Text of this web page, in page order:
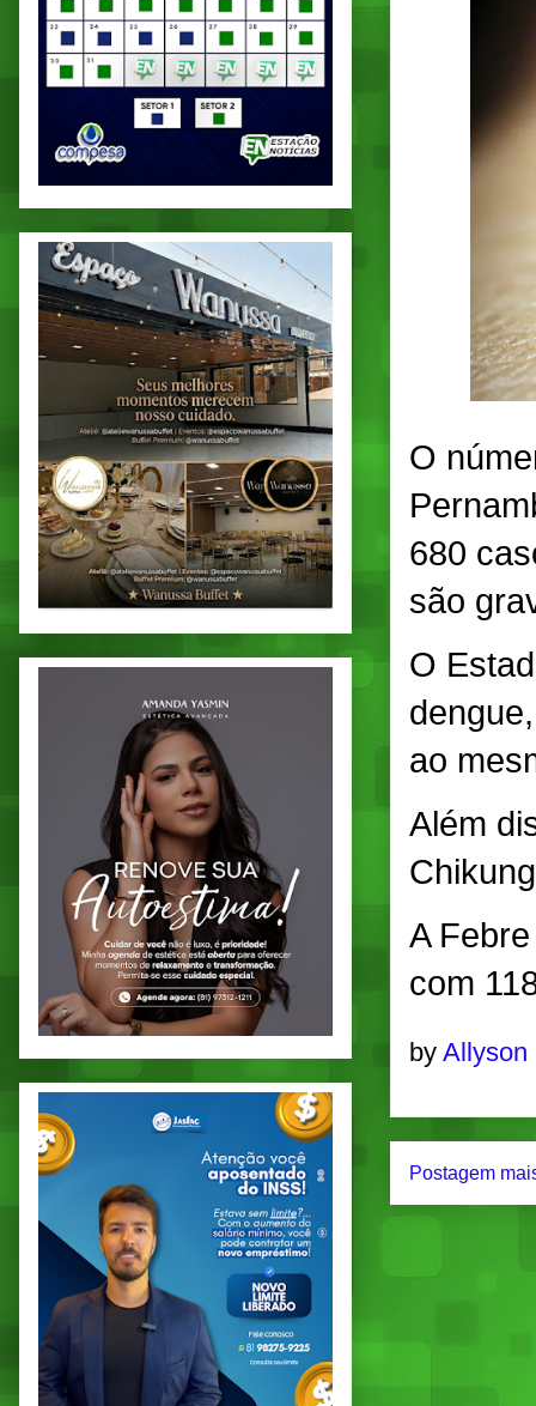
O
680
são
O
ao
Além
A
com
by
Postagem